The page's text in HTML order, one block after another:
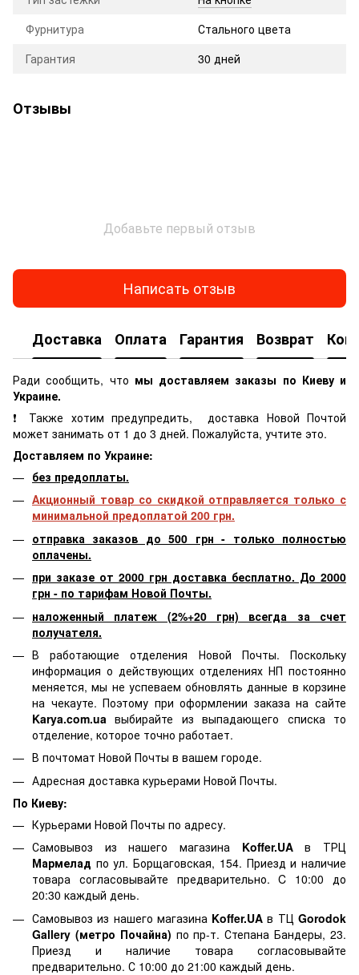
Фурнитура
Стального цвета
Гарантия
30 дней
Отзывы
Добавьте первый отзыв
Написать отзыв
Доставка Оплата Гарантия Возврат
Ради сообщить, что мы доставляем заказы по Киеву и
Украине.
❗ Также хотим предупредить, доставка Новой Почтой
может занимать от 1 до 3 дней. Пожалуйста, учтите это.
Доставляем по Украине:
без предоплаты.
Акционный товар со скидкой отправляется только с
минимальной предоплатой 200 грн.
отправка заказов до 500 грн - только полностью
оплачены.
при заказе от 2000 грн доставка бесплатно. До 2000
грн - по тарифам Новой Почты.
наложенный платеж (2%+20 грн) всегда за счет
получателя.
В работающие отделения Новой Почты. Поскольку
информация о действующих отделениях НП постоянно
меняется, мы не успеваем обновлять данные в корзине
на чекауте. Поэтому при оформлении заказа на сайте
Karya.com.ua выбирайте из выпадающего списка то
отделение, которое точно работает.
В почтомат Новой Почты в вашем городе.
Адресная доставка курьерами Новой Почты.
По Киеву:
Курьерами Новой Почты по адресу.
Самовывоз из нашего магазина Koffer.UAв ТРЦ
Мармелад по ул. Борщаговская, 154. Приезд и наличие
товара согласовывайте предварительно. C 10:00 до
20:30 каждый день.
Самовывоз из нашего магазина Koffer.UA в ТЦGorodok
Gallery (метро Почайна) по пр-т. Степана Бандеры, 23.
Приезд и наличие товара согласовывайте
предварительно. С 10:00 до 21:00 каждый день.